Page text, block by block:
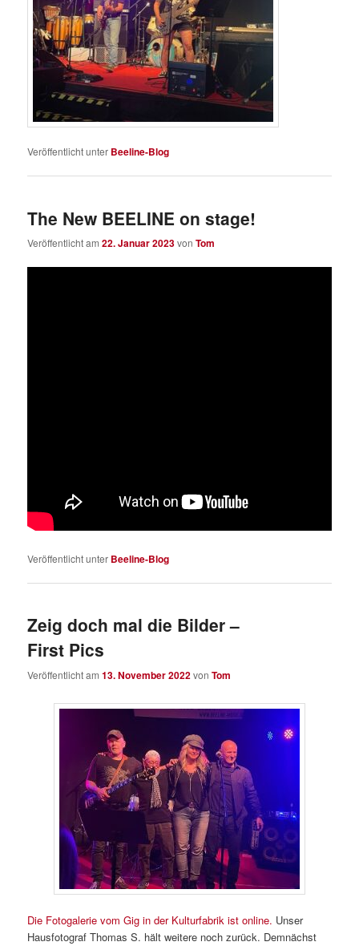
Veröffentlicht unter Beeline-Blog
The New BEELINE on stage!
Veröffentlicht am22. Januar 2023vonTom
Veröffentlicht unter Beeline-Blog
Zeig doch mal die Bilder –
First Pics
Veröffentlicht am13. November 2022vonTom
Die Fotogalerie vom Gig in der Kulturfabrik ist online. Unser
Hausfotograf Thomas S. hält weitere noch zurück. Demnächst